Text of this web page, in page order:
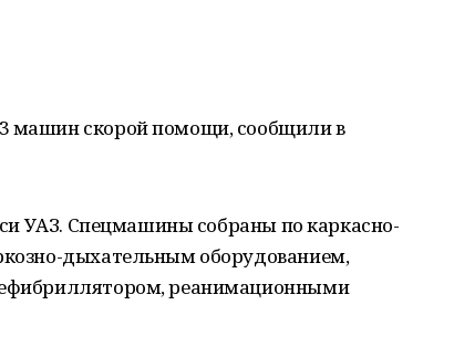
машин скорой помощи, сообщили в
УАЗ. Спецмашины собраны по каркасно-
дыхательным оборудованием,
реанимационными